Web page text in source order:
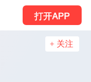
打开APP
+ 关注